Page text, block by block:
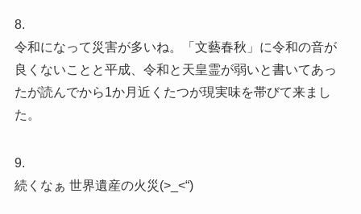
8.
令和になって災害が多いね。「文藝春秋」に令和の音が
良くないことと平成、令和と天皇霊が弱いと書いてあっ
たが読んでから1か月近くたつが現実味を帯びて来まし
た。
9.
続くなぁ 世界遺産の火災(>_<“)